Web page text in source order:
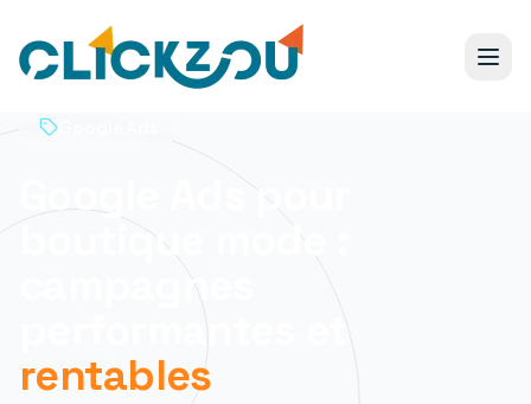
Google Ads pour
boutique mode :
campagnes
performantes et
rentables